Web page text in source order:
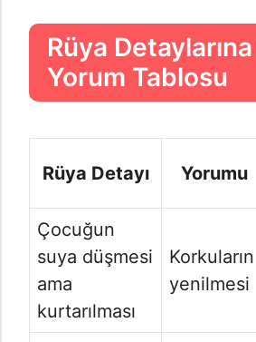
Rüya
Yorum Tablosu
Rüya Detayı Yorumu
Çocuğun
suya düşmesi
ama
kurtarılması
Korkuların
yenilmesi